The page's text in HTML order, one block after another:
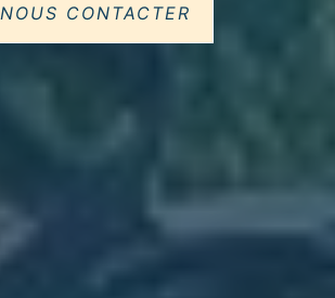
NOUS CONTACTER